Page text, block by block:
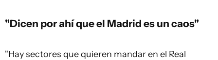
"Dicen por ahí que el Madrid es un caos"
"Hay sectores que quieren mandar en el Real